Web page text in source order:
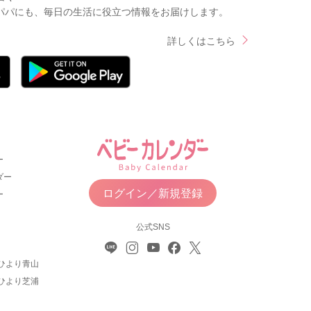
にも、毎日の生活に役立つ情報をお届けします。
詳しくはこちら
ー
より青山
より芝浦
ログイン／新規登録
公式SNS